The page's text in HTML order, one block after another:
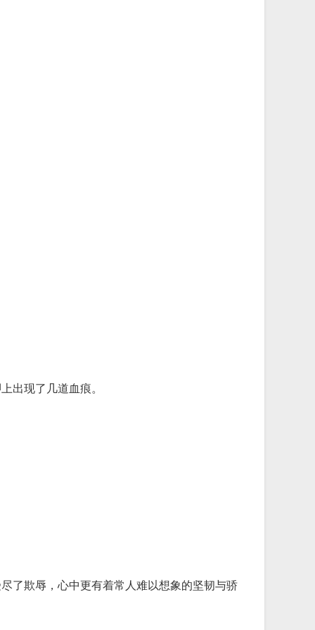
出现了几道血痕。
了欺辱，心中更有着常人难以想象的坚韧与骄